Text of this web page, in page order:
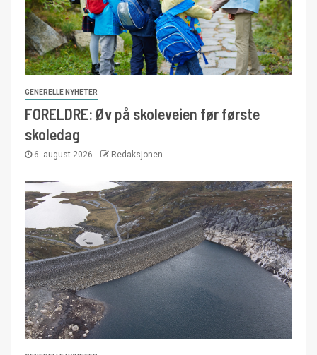
GENERELLE NYHETER
FORELDRE: Øv på skoleveien før første
skoledag
6. august 2026 Redaksjonen